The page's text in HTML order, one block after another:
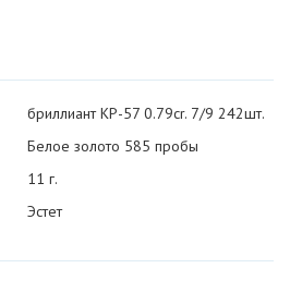
бриллиант КР-57 0.79cr. 7/9 242шт.
Белое золото 585 пробы
11 г.
Эстет